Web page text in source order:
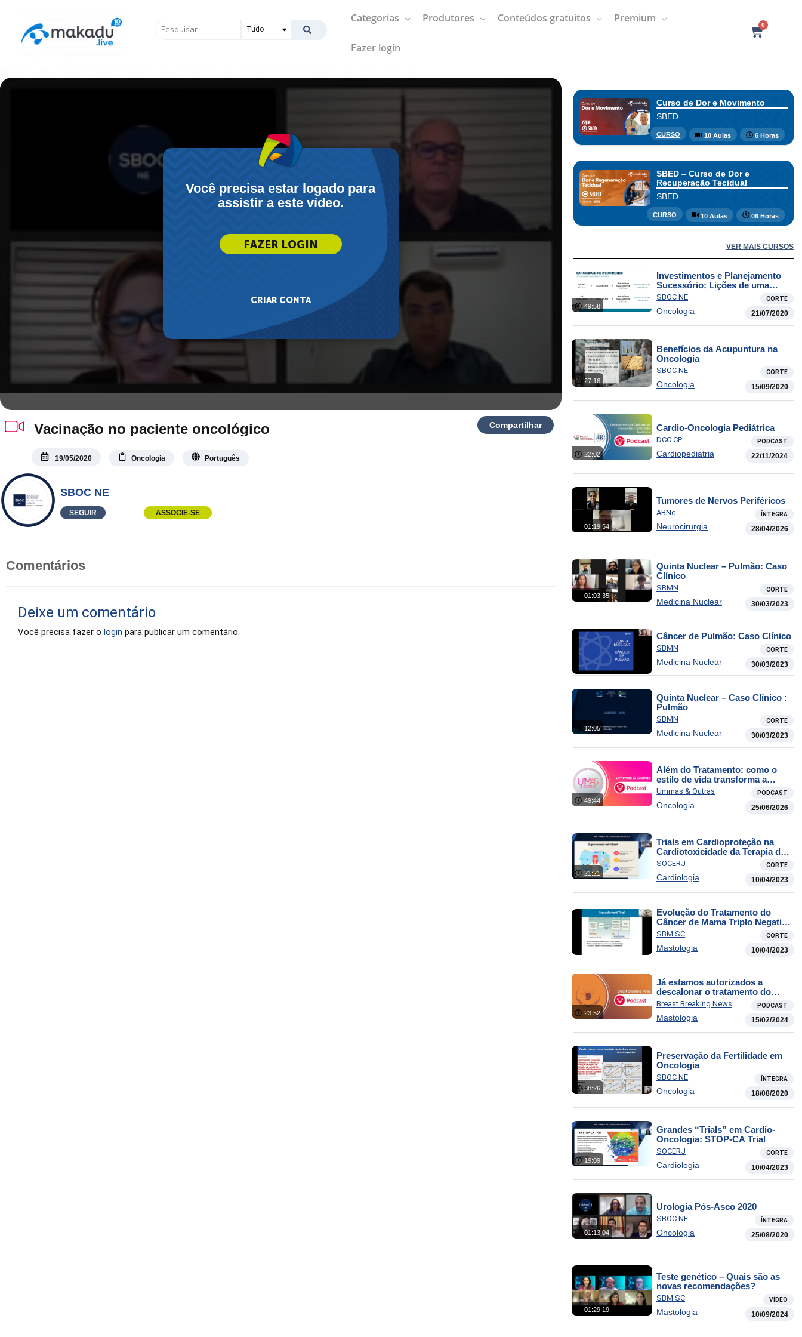
Pesquisar
Categorias Produtores Conteúdos gratuitos Premium
Fazer login
0C
Você precisa estar logado para
assistir a este vídeo.
Vacinação no paciente oncológico Compartilhar
19/05/2020 Oncologia Português
SBOC NE
SEGUIR ASSOCIE-SE
Comentários
Deixe um comentário
Você precisa fazer o login para publicar um comentário.
Curso de Dor e Movimento
SBED
CURSO 10 Aulas 6 Horas
SBED – Curso de Dor e
Recuperação Tecidual
SBED
CURSO 10 Aulas 06 Horas
VER MAIS CURSOS
49:58
Investimentos e Planejamento
Sucessório: Lições de uma
Pandemia
SBOC NE CORTE
Oncologia 21/07/2020
27:16
Benefícios da Acupuntura na
Oncologia
SBOC NE CORTE
Oncologia 15/09/2020
22:02
Cardio-Oncologia Pediátrica
DCC CP PODCAST
Cardiopediatria 22/11/2024
01:19:54
Tumores de Nervos Periféricos
ABNc ÍNTEGRA
Neurocirurgia 28/04/2026
01:03:35
Quinta Nuclear – Pulmão: Caso
Clínico
SBMN CORTE
Medicina Nuclear 30/03/2023
Câncer de Pulmão: Caso Clínico
SBMN CORTE
Medicina Nuclear 30/03/2023
12:05
Quinta Nuclear – Caso Clínico :
Pulmão
SBMN CORTE
Medicina Nuclear 30/03/2023
49:44
Além do Tratamento: como o
estilo de vida transforma a
jornada
Ummas & Outras PODCAST
Oncologia 25/06/2026
21:21
Trials em Cardioproteção na
Cardiotoxicidade da Terapia do
Câncer
SOCERJ CORTE
Cardiologia 10/04/2023
Evolução do Tratamento do
Câncer de Mama Triplo Negativo
de Alto Risco
SBM SC CORTE
Mastologia 10/04/2023
23:52
Já estamos autorizados a
descalonar o tratamento do
Carcinoma Ductal in Situ? E
abandonar o uso dos
Antracíclicos?
Breast Breaking News PODCAST
Mastologia 15/02/2024
38:26
Preservação da Fertilidade em
Oncologia
SBOC NE ÍNTEGRA
Oncologia 18/08/2020
19:09
Grandes “Trials” em Cardio-
Oncologia: STOP-CA Trial
SOCERJ CORTE
Cardiologia 10/04/2023
01:13:04
Urologia Pós-Asco 2020
SBOC NE ÍNTEGRA
Oncologia 25/08/2020
01:29:19
Teste genético – Quais são as
novas recomendações?
SBM SC VÍDEO
Mastologia 10/09/2024